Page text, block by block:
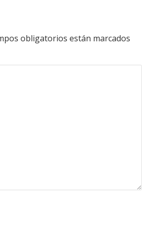
obligatorios están marcados